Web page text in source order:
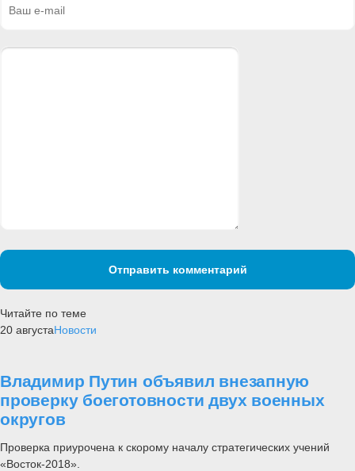
Отправить комментарий
Читайте по теме
20 августаНовости
Владимир Путин объявил внезапную
проверку боеготовности двух военных
округов
Проверка приурочена к скорому началу стратегических учений
«Восток-2018».